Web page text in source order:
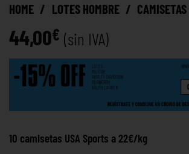
HOME / LOTES HOMBRE /
44,00€ (sin IVA)
10 camisetas USA Sports a 22€/kg